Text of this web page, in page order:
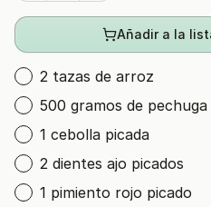
Añadir a la
2 tazas de arroz
500 gramos de
1 cebolla picada
2 dientes ajo picados
1 pimiento rojo picado